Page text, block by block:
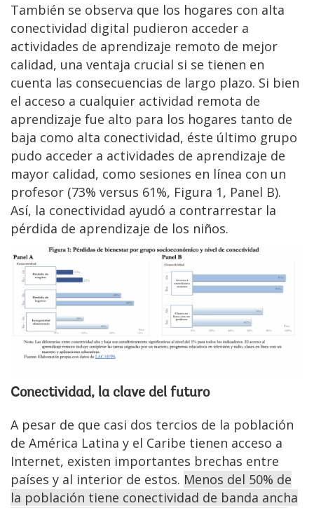
También se observa que los hogares con alta
conectividad digital pudieron acceder a
actividades de aprendizaje remoto de mejor
calidad, una ventaja crucial si se tienen en
cuenta las consecuencias de largo plazo. Si bien
el acceso a cualquier actividad remota de
aprendizaje fue alto para los hogares tanto de
baja como alta conectividad, éste último grupo
pudo acceder a actividades de aprendizaje de
mayor calidad, como sesiones en línea con un
profesor (73% versus 61%, Figura 1, Panel B).
Así, la conectividad ayudó a contrarrestar la
pérdida de aprendizaje de los niños.
Conectividad, la clave del futuro
A pesar de que casi dos tercios de la población
de América Latina y el Caribe tienen acceso a
Internet, existen importantes brechas entre
países y al interior de estos. Menos del 50% de
la población tiene conectividad de banda ancha